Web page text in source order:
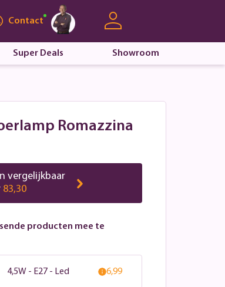
Contact
Super Deals Showroom
Romazzina
vergelijkbaar
83,30
producten mee te
4,5W - E27 - Led 6,99